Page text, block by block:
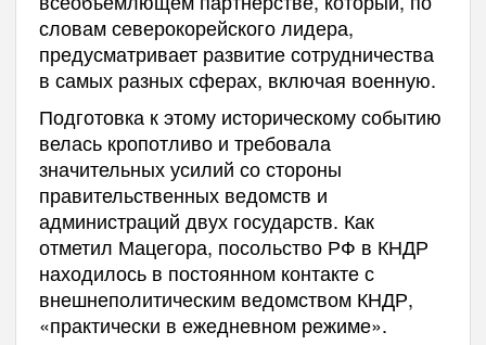
словам северокорейского лидера,
предусматривает развитие сотрудничества
в самых разных сферах, включая военную.
Подготовка к этому историческому событию
велась кропотливо и требовала
значительных усилий со стороны
правительственных ведомств и
администраций двух государств. Как
отметил Мацегора, посольство РФ в КНДР
находилось в постоянном контакте с
внешнеполитическим ведомством КНДР,
«практически в ежедневном режиме».